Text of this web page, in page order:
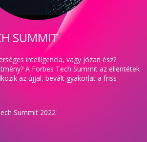
SUMMIT
intelligencia, vagy józan ész?
A Forbes Tech Summit az ellentétek
az újjal, bevált gyakorlat a friss
Summit 2022